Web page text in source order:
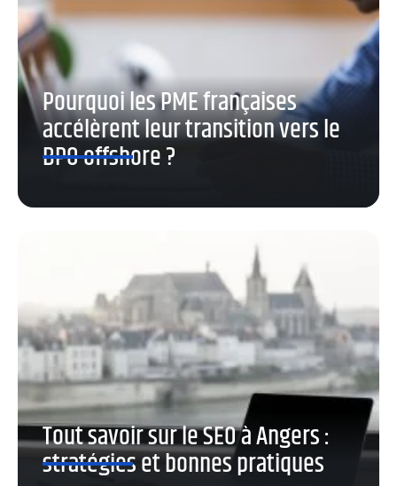
Pourquoi les PME françaises
accélèrent leur transition vers le
BPO offshore ?
Tout savoir sur le SEO à Angers :
stratégies et bonnes pratiques